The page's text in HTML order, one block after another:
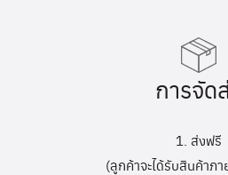
การจัด
1. ส่งฟรี
(ลูกค้าจะได้รับสินค้าภ